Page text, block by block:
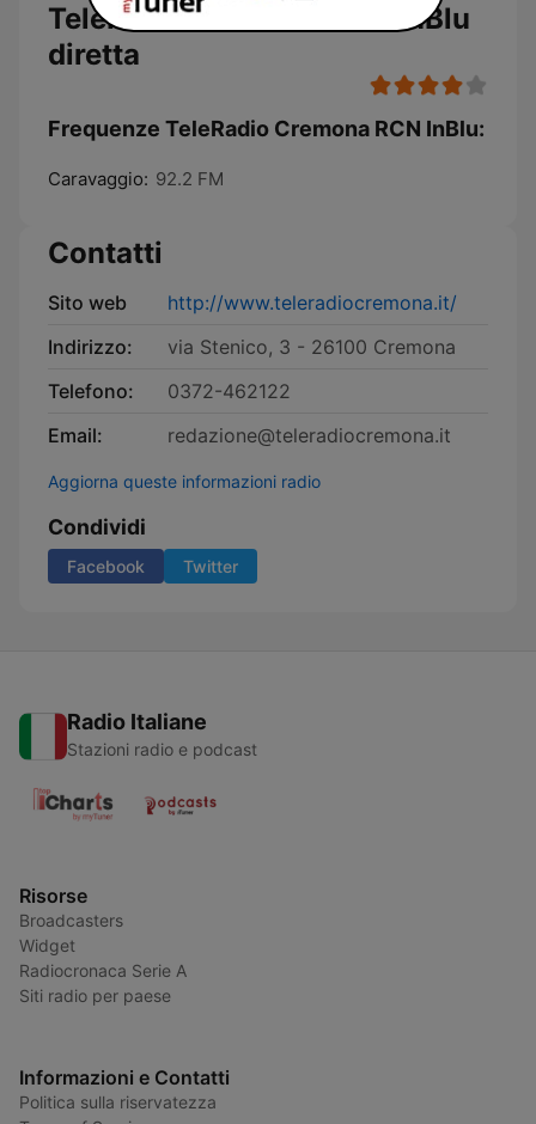
TeleRadio Cremona RCN InBlu
diretta
Frequenze TeleRadio Cremona RCN InBlu:
Caravaggio: 92.2 FM
Contatti
Sito web
http://www.teleradiocremona.it/
Indirizzo:
via Stenico, 3 - 26100 Cremona
Telefono:
0372-462122
Email:
redazione@teleradiocremona.it
Aggiorna queste informazioni radio
Condividi
Facebook Twitter
Radio Italiane
Stazioni radio e podcast
Risorse
Broadcasters
Widget
Radiocronaca Serie A
Siti radio per paese
Informazioni e Contatti
Politica sulla riservatezza